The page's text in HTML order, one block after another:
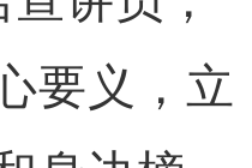
要义，立